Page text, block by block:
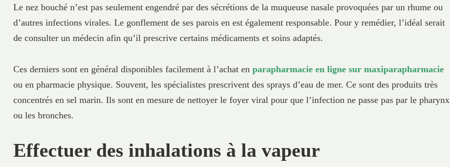
Le nez bouché n’est pas seulement engendré par des sécrétions de la muqueuse nasale provoquées par un rhume ou
d’autres infections virales. Le gonflement de ses parois en est également responsable. Pour y remédier, l’idéal serait
de consulter un médecin afin qu’il prescrive certains médicaments et soins adaptés.
Ces derniers sont en général disponibles facilement à l’achat enparapharmacie en ligne sur maxiparapharmacie
ou en pharmacie physique. Souvent, les spécialistes prescrivent des sprays d’eau de mer. Ce sont des produits très
concentrés en sel marin. Ils sont en mesure de nettoyer le foyer viral pour que l’infection ne passe pas par le pharynx
ou les bronches.
Effectuer des inhalations à la vapeur